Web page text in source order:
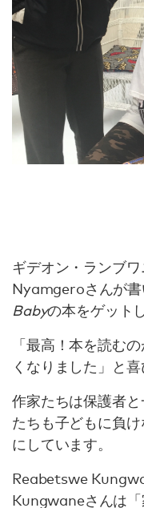
ギデオン・ランブ
Nyamgeroさんが書
Babyの本をゲット
「最高！本を読む
くなりました」と
作家たちは保護者
たちも子どもに負
にしています。
Reabetswe
Kungwaneさんは